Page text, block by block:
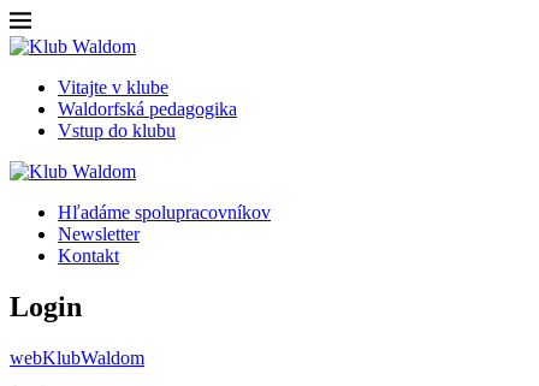
Vitajte v klube
Waldorfská pedagogika
Vstup do klubu
Hľadáme spolupracovníkov
Newsletter
Kontakt
Login
webKlubWaldom